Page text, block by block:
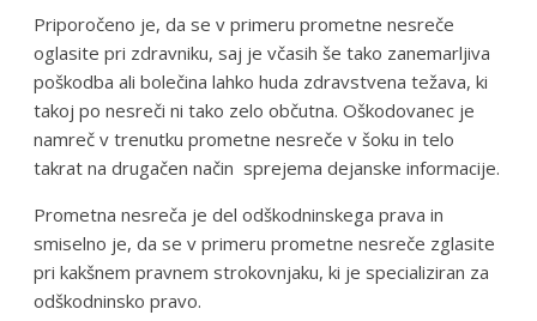
Priporočeno je, da se v primeru prometne nesreče
oglasite pri zdravniku, saj je včasih še tako zanemarljiva
poškodba ali bolečina lahko huda zdravstvena težava, ki
takoj po nesreči ni tako zelo občutna. Oškodovanec je
namreč v trenutku prometne nesreče v šoku in telo
takrat na drugačen način sprejema dejanske informacije.
Prometna nesreča je del odškodninskega prava in
smiselno je, da se v primeru prometne nesreče zglasite
pri kakšnem pravnem strokovnjaku, ki je specializiran za
odškodninsko pravo.